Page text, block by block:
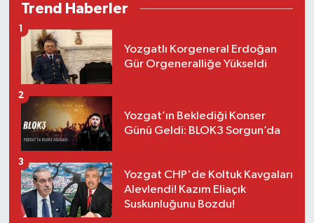
Trend Haberler
Yozgatlı Korgeneral Erdoğan
Gür Orgeneralliğe Yükseldi
1
Yozgat’ın Beklediği Konser
Günü Geldi: BLOK3 Sorgun’da
2
Yozgat CHP'de Koltuk Kavgaları
Alevlendi! Kazım Eliaçık
Suskunluğunu Bozdu!
3